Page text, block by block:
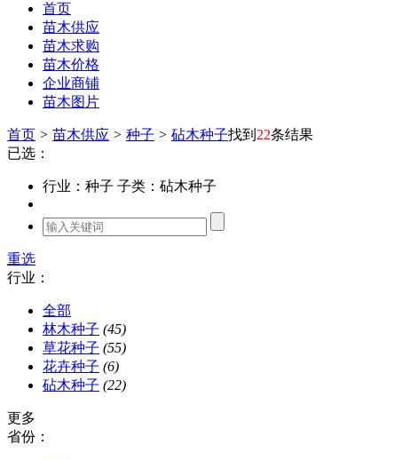
首页
苗木供应
苗木求购
苗木价格
企业商铺
苗木图片
首页 > 苗木供应 > 种子 > 砧木种子找到 22条结果
已选：
行业：种子 子类：砧木种子
重选
行业：
全部
林木种子 (45)
草花种子 (55)
花卉种子 (6)
砧木种子 (22)
更多
省份：